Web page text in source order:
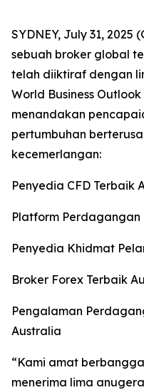
SYDNEY, July 31, 2025
sebuah broker global
telah diiktiraf dengan
World Business
menandakan
pertumbuhan
kecemerlangan:
Penyedia CFD Terbaik
Platform Perdagangan
Penyedia Khidmat
Broker Forex Terbaik
Pengalaman
Australia
“Kami amat
menerima lima